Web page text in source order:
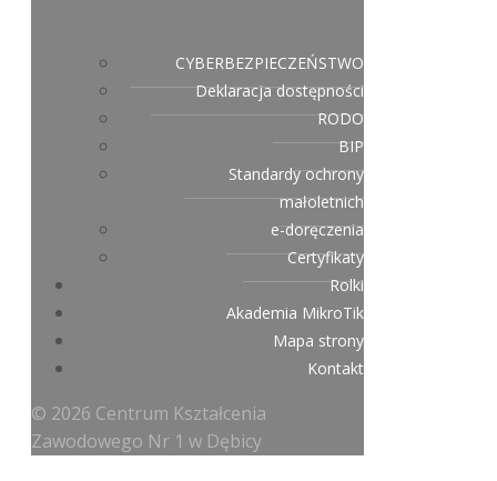
CYBERBEZPIECZEŃSTWO
Deklaracja dostępności
RODO
BIP
Standardy ochrony
małoletnich
e-doręczenia
Certyfikaty
Rolki
Akademia MikroTik
Mapa strony
Kontakt
© 2026 Centrum Kształcenia
Zawodowego Nr 1 w Dębicy